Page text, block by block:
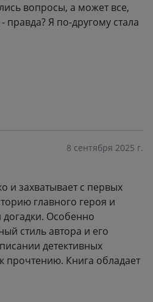
вопросы, а может все,
правда? Я по-другому стала
Читается легко, а вот
не дочитаешь до конца.
в руке держать
что книга - пухлячок
8 сентября 2025 г.
и захватывает с первых
главного героя и
догадки. Особенно
стиль автора и его
детективных
прочтению. Книга обладает
и отличным качеством
магазин и издательство